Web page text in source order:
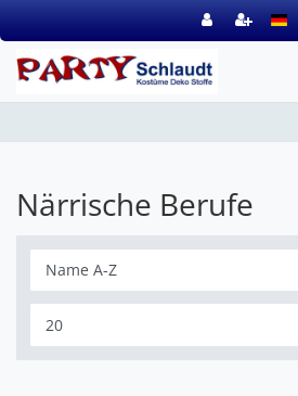
Närrische Berufe